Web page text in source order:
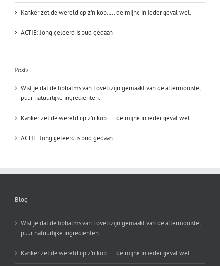
Kanker zet de wereld op z’n kop….. de mijne in ieder geval wel.
ACTIE: Jong geleerd is oud gedaan
Posts
Wist je dat de lipbalms van Loveli zijn gemaakt van de allermooiste,
puur natuurlijke ingrediënten.
Kanker zet de wereld op z’n kop….. de mijne in ieder geval wel.
ACTIE: Jong geleerd is oud gedaan
Blog
Wist je dat de lipbalms van Loveli zijn gemaakt van de allermooiste,
puur natuurlijke ingrediënten.
Kanker zet de wereld op z’n kop….. de mijne in ieder geval wel.